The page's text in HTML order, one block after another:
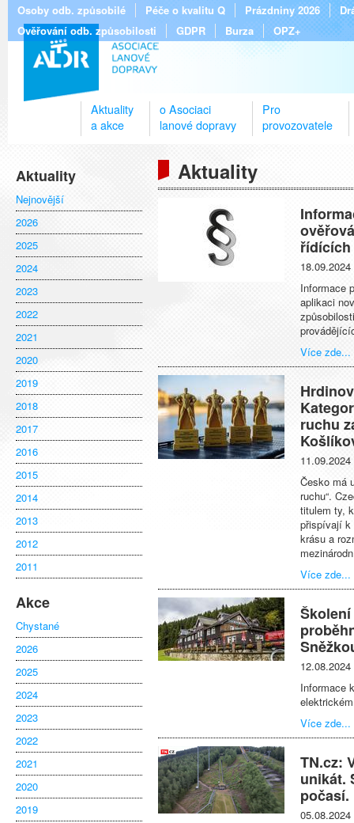
Osoby odb. způsobilé Péče o kvalitu Q Prázdniny 2026
Ověřování odb. způsobilosti
GDPR Burza OPZ+
Aktuality
a akce
o Asociaci
lanové dopravy
Pro
provozovatele
Aktuality
Nejnovější
2026
2025
2024
2023
2022
2021
2020
2019
2018
2017
2016
2015
2014
2013
2012
2011
Akce
Chystané
2026
2025
2024
2023
2022
2021
2020
2019
Aktuality
řídících
18.09.2024
Informace
aplikaci
Více zde...
ruchu
11.09.2024
Česko má
ruchu“.
titulem ty,
přispívají k
krásu a
Více zde...
12.08.2024
Informace
Více zde...
TN.cz:
unikát.
počasí.
05.08.2024